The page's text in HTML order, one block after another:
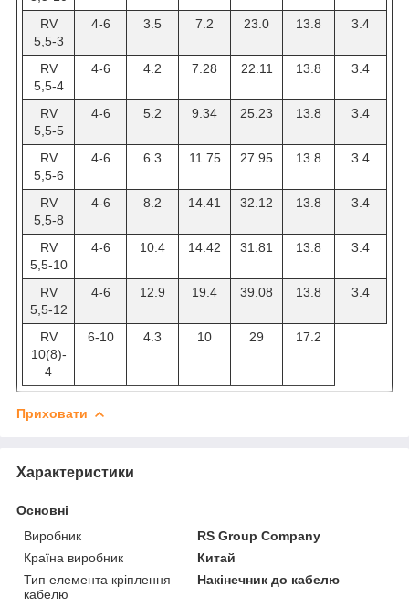
RV
5,5-3
4-6 3.5 7.2 23.0 13.8 3.4
RV
5,5-4
4-6 4.2 7.28 22.11 13.8 3.4
RV
5,5-5
4-6 5.2 9.34 25.23 13.8 3.4
RV
5,5-6
4-6 6.3 11.75 27.95 13.8 3.4
RV
5,5-8
4-6 8.2 14.41 32.12 13.8 3.4
RV
5,5-10
4-6 10.4 14.42 31.81 13.8 3.4
RV
5,5-12
4-6 12.9 19.4 39.08 13.8 3.4
RV
10(8)-
4
6-10 4.3 10 29 17.2
Приховати
Характеристики
Основні
Виробник
RS Group Company
Країна виробник
Китай
Тип елемента кріплення
кабелю
Накінечник до кабелю